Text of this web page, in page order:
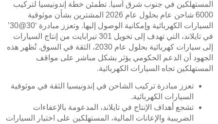
المستهلكين في جنوب شرق آسيا. تطمئن خطة إندونيسيا لتركيب
6000 شاحن عام بحلول عام 2026 المشترين بشأن موثوقية
السيارات الكهربائية وإمكانية الوصول إليها. وتعزز مبادرة ‘30@30’
في تايلاند، التي تهدف إلى تحويل 301 تيرابايت من إنتاج السيارات
إلى سيارات كهربائية بحلول عام 2030، الثقة في السوق. تُظهر هذه
الجهود أن الدعم الحكومي يؤثر بشكل مباشر على مواقف
المستهلكين تجاه السيارات الكهربائية.
تعزز مبادرة تركيب الشاحن في إندونيسيا الثقة في موثوقية
السيارات الكهربائية.
تشجع أهداف الإنتاج في تايلاند، المدعومة بالإعفاءات
الضريبية والإعانات المالية، المستهلكين على اختيار السيارات